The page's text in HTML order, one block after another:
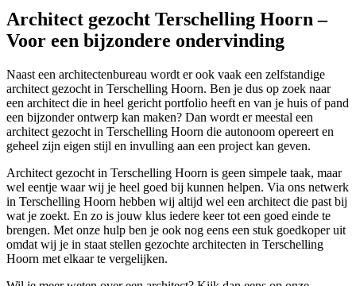
Architect gezocht Terschelling Hoorn –
Voor een bijzondere ondervinding
Naast een architectenbureau wordt er ook vaak een zelfstandige
architect gezocht in Terschelling Hoorn. Ben je dus op zoek naar
een architect die in heel gericht portfolio heeft en van je huis of pand
een bijzonder ontwerp kan maken? Dan wordt er meestal een
architect gezocht in Terschelling Hoorn die autonoom opereert en
geheel zijn eigen stijl en invulling aan een project kan geven.
Architect gezocht in Terschelling Hoorn is geen simpele taak, maar
wel eentje waar wij je heel goed bij kunnen helpen. Via ons netwerk
in Terschelling Hoorn hebben wij altijd wel een architect die past bij
wat je zoekt. En zo is jouw klus iedere keer tot een goed einde te
brengen. Met onze hulp ben je ook nog eens een stuk goedkoper uit
omdat wij je in staat stellen gezochte architecten in Terschelling
Hoorn met elkaar te vergelijken.